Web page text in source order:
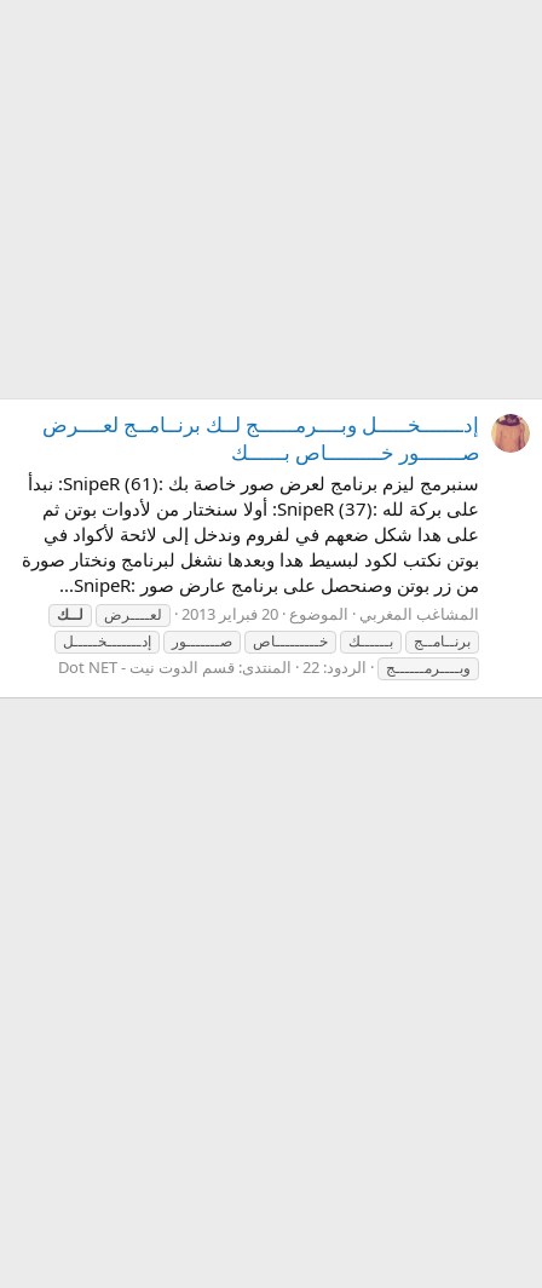
إدـــــــخـــــل وبــــرمــــــج لــك برنــامــج لعــــرض
صـــــــور خـــــــــاص بــــــك
سنبرمج ليزم برنامج لعرض صور خاصة بك :SnipeR (61): نبدأ
على بركة لله :SnipeR (37): أولا سنختار من لأدوات بوتن ثم
على هدا شكل ضعهم في لفروم وندخل إلى لائحة لأكواد في
بوتن نكتب لكود لبسيط هدا وبعدها نشغل لبرنامج ونختار صورة
من زر بوتن وصنحصل على برنامج عارض صور :SnipeR...
المشاغب المغربي الموضوع 20 فبراير 2013 لعــــرض
لــك
برنــامــج
بــــــك خـــــــــاص صـــــــور
إدـــــــخـــــل
وبــــرمــــــج
الردود: 22 المنتدى: قسم الدوت نيت - Dot NET